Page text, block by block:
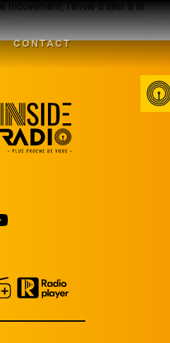
CONTACT
l’envie d’aller à la